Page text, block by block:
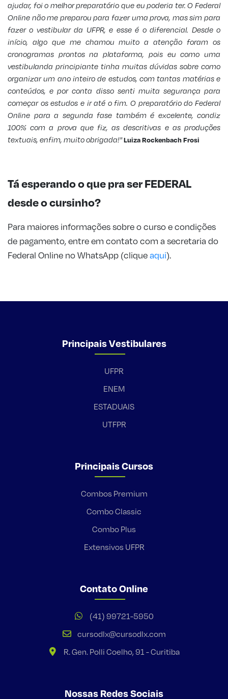
ajudar, foi o melhor preparatório que eu poderia ter. O Federal
Online não me preparou para fazer uma prova, mas sim para
fazer o vestibular da UFPR, e esse é o diferencial. Desde o
início, algo que me chamou muito a atenção foram os
cronogramas prontos na plataforma, pois eu como uma
vestibulanda principiante tinha muitas dúvidas sobre como
organizar um ano inteiro de estudos, com tantas matérias e
conteúdos, e por conta disso senti muita segurança para
começar os estudos e ir até o fim. O preparatório do Federal
Online para a segunda fase também é excelente, condiz
100% com a prova que fiz, as descritivas e as produções
textuais, enfim, muito obrigada!"Luiza Rockenbach Frosi
Tá esperando o que pra ser FEDERAL
desde o cursinho?
Para maiores informações sobre o curso e condições
de pagamento, entre em contato com a secretaria do
Federal Online no WhatsApp (cliqueaqui).
Principais Vestibulares
UFPR
ENEM
ESTADUAIS
UTFPR
Principais Cursos
Combos Premium
Combo Classic
Combo Plus
Extensivos UFPR
Contato Online
(41) 99721-5950
cursodlx@cursodlx.com
R. Gen. Polli Coelho, 91 - Curitiba
Nossas Redes Sociais